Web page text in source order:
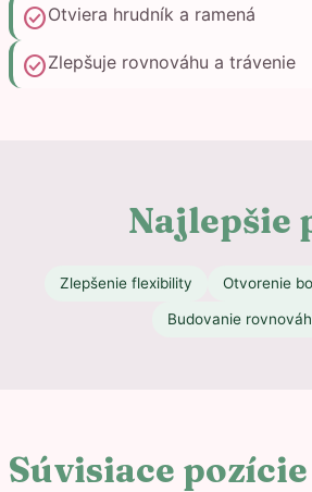
check_circleOtviera hrudník a ramená
check_circleZlepšuje rovnováhu a trávenie
Najlepšie
Zlepšenie flexibility Otvorenie
Budovanie
Súvisiace pozície